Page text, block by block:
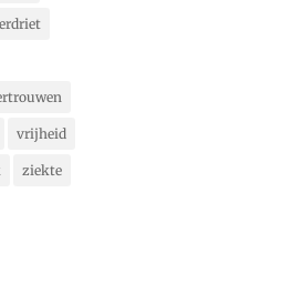
vrijheid
ziekte